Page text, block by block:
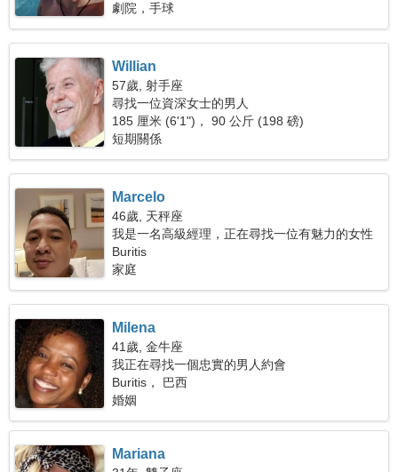
劇院，手球
Willian
57歲, 射手座
尋找一位資深女士的男人
185 厘米 (6'1")， 90 公斤 (198 磅)
短期關係
Marcelo
46歲, 天秤座
我是一名高級經理，正在尋找一位有魅力的女性
Buritis
家庭
Milena
41歲, 金牛座
我正在尋找一個忠實的男人約會
Buritis， 巴西
婚姻
Mariana